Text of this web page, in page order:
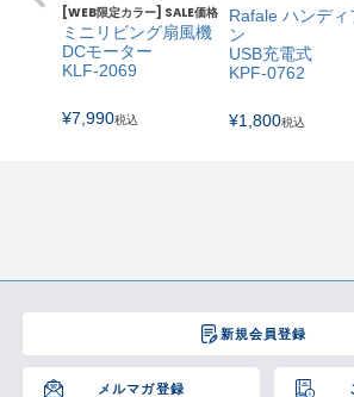
[WEB限定カラー] SALE価格
ミニリビング扇風機
DCモーター
KLF-2069
¥7,990税込
Rafale ハンディ
ン
USB充電式
KPF-0762
¥1,800税込
新規会員登録
メルマガ登録